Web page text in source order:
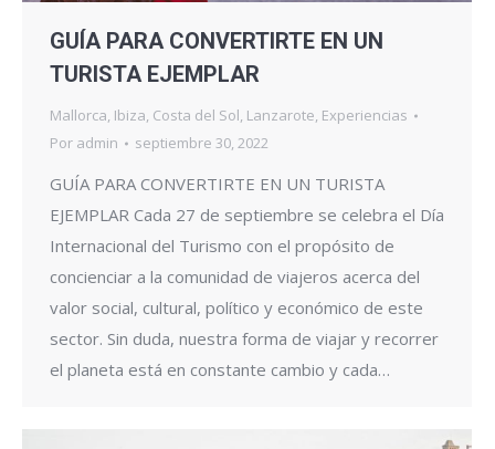
GUÍA PARA CONVERTIRTE EN UN
TURISTA EJEMPLAR
Mallorca, Ibiza, Costa del Sol, Lanzarote, Experiencias
Por admin septiembre 30, 2022
GUÍA PARA CONVERTIRTE EN UN TURISTA
EJEMPLAR Cada 27 de septiembre se celebra el Día
Internacional del Turismo con el propósito de
concienciar a la comunidad de viajeros acerca del
valor social, cultural, político y económico de este
sector. Sin duda, nuestra forma de viajar y recorrer
el planeta está en constante cambio y cada…